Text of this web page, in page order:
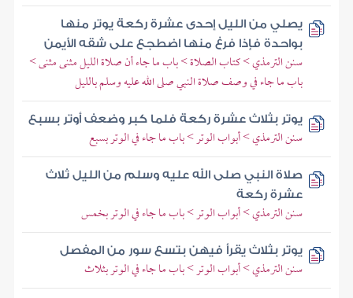
يصلي من الليل إحدى عشرة ركعة يوتر منها
بواحدة فإذا فرغ منها اضطجع على شقه الأيمن
سنن الترمذي > كتاب الصلاة > باب ما جاء أن صلاة الليل مثنى مثنى >
باب ما جاء في وصف صلاة النبي صلى الله عليه وسلم بالليل
يوتر بثلاث عشرة ركعة فلما كبر وضعف أوتر بسبع
سنن الترمذي > أبواب الوتر > باب ما جاء في الوتر بسبع
صلاة النبي صلى الله عليه وسلم من الليل ثلاث
عشرة ركعة
سنن الترمذي > أبواب الوتر > باب ما جاء في الوتر بخمس
يوتر بثلاث يقرأ فيهن بتسع سور من المفصل
سنن الترمذي > أبواب الوتر > باب ما جاء في الوتر بثلاث